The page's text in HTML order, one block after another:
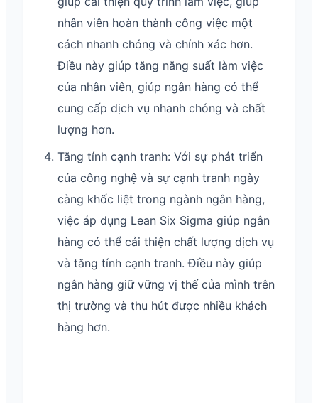
nhân viên hoàn thành công việc một
cách nhanh chóng và chính xác hơn.
Điều này giúp tăng năng suất làm việc
của nhân viên, giúp ngân hàng có thể
cung cấp dịch vụ nhanh chóng và chất
lượng hơn.
Tăng tính cạnh tranh: Với sự phát triển
của công nghệ và sự cạnh tranh ngày
càng khốc liệt trong ngành ngân hàng,
việc áp dụng Lean Six Sigma giúp ngân
hàng có thể cải thiện chất lượng dịch vụ
và tăng tính cạnh tranh. Điều này giúp
ngân hàng giữ vững vị thế của mình trên
thị trường và thu hút được nhiều khách
hàng hơn.